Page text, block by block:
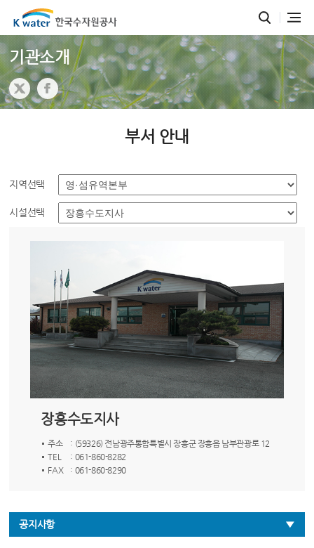
기관소개
부서 안내
지역선택
시설선택
장흥수도지사
주소
: (59326) 전남광주통합특별시 장흥군 장흥읍 남부관광로 12
TEL
: 061-860-8282
FAX
: 061-860-8290
공지사항